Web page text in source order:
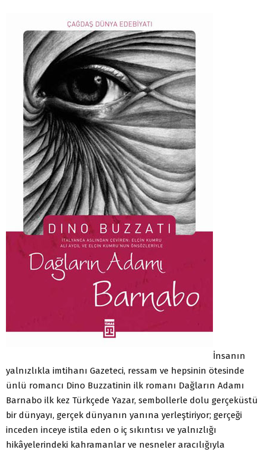
İnsanın
yalnızlıkla imtihanı Gazeteci, ressam ve hepsinin ötesinde
ünlü romancı Dino Buzzatinin ilk romanı Dağların Adamı
Barnabo ilk kez Türkçede Yazar, sembollerle dolu gerçeküstü
bir dünyayı, gerçek dünyanın yanına yerleştiriyor; gerçeği
inceden inceye istila eden o iç sıkıntısı ve yalnızlığı
hikâyelerindeki kahramanlar ve nesneler aracılığıyla